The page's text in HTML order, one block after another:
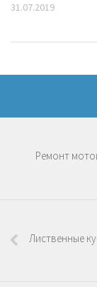
31.07.2019
Ремонт
Лиственные